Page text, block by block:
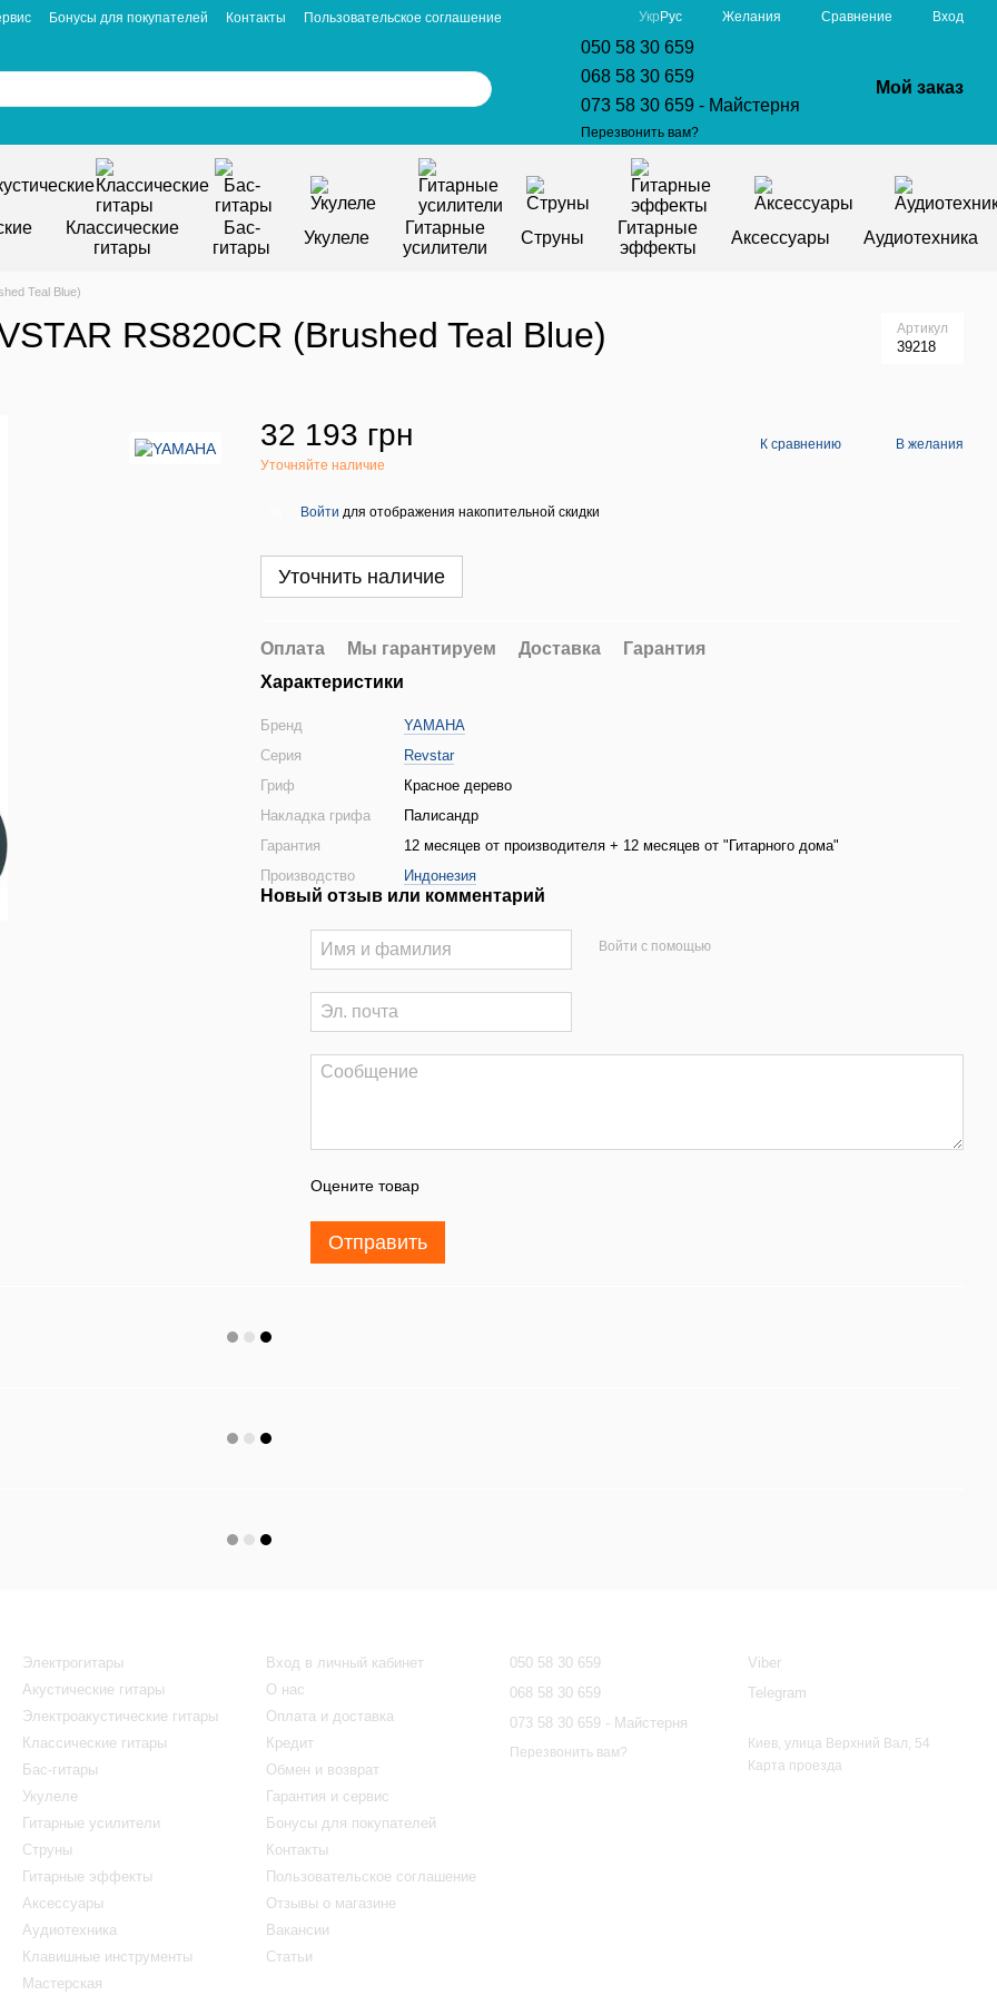
Бонусы для покупателей Контакты Пользовательское соглашение Укр Рус Желания Сравнение Вход
050 58 30 659
068 58 30 659
073 58 30 659 - Майстерня
Перезвонить вам?
Мой заказ
Классические
гитары
Бас-
гитары
Укулеле
Гитарные
усилители
Струны
Гитарные
эффекты
Аксессуары Аудиотехника
Teal Blue)
RS820CR (Brushed Teal Blue) Артикул
39218
32 193 грн
Уточняйте наличие
К сравнению В желания
Войти для отображения накопительной скидки
Уточнить наличие
Оплата Мы гарантируем Доставка
Гарантия
Характеристики
Бренд
YAMAHA
Серия
Revstar
Гриф
Красное дерево
Накладка грифа
Палисандр
Гарантия
12 месяцев от производителя + 12 месяцев от "Гитарного дома"
Производство
Индонезия
Новый отзыв или комментарий
Войти с помощью
Оцените товар
Отправить
Электрогитары
Акустические гитары
Электроакустические гитары
Классические гитары
Бас-гитары
Укулеле
Гитарные усилители
Струны
Гитарные эффекты
Аксессуары
Аудиотехника
Клавишные инструменты
Мастерская
Вход в личный кабинет
О нас
Оплата и доставка
Кредит
Обмен и возврат
Гарантия и сервис
Бонусы для покупателей
Контакты
Пользовательское соглашение
Отзывы о магазине
Вакансии
Статьи
050 58 30 659
068 58 30 659
073 58 30 659 - Майстерня
Перезвонить вам?
Viber
Telegram
Киев, улица Верхний Вал, 54
Карта проезда